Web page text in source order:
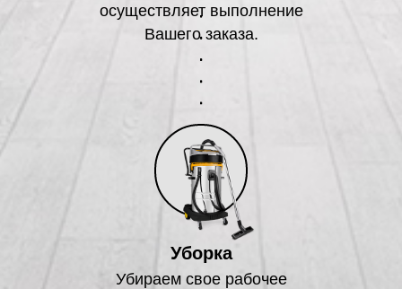
осуществляет выполнение
Вашего заказа.
Уборка
Убираем свое рабочее